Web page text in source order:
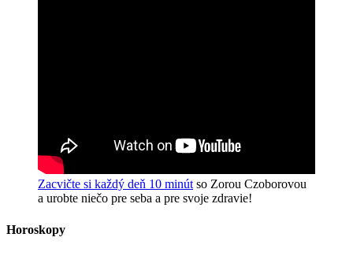
Zacvičte si každý deň 10 minút so Zorou Czoborovou
a urobte niečo pre seba a pre svoje zdravie!
Horoskopy